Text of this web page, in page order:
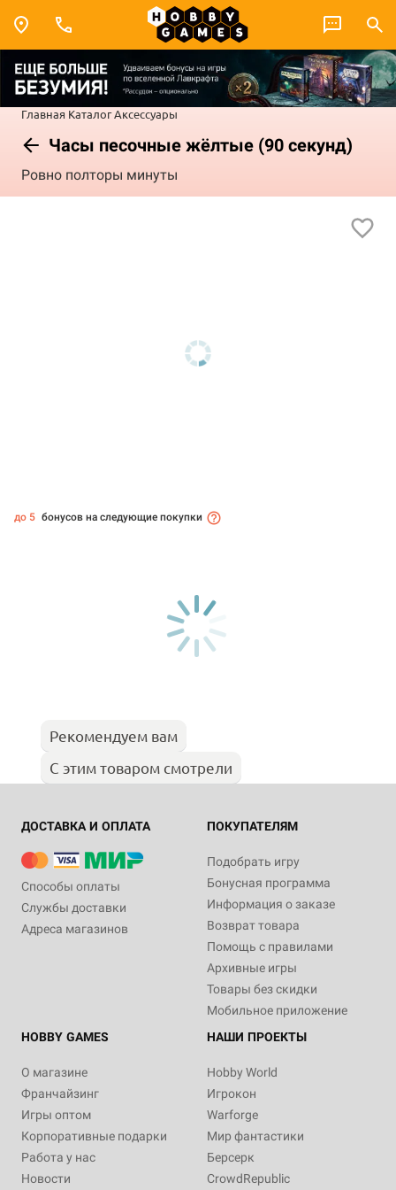
Главная КаталогАксессуары
Часы песочные жёлтые (90 секунд)
Ровно полторы минуты
до 5 бонусов на следующие покупки
Рекомендуем вам
С этим товаром смотрели
ДОСТАВКА И ОПЛАТА
Способы оплаты
Службы доставки
Адреса магазинов
ПОКУПАТЕЛЯМ
Подобрать игру
Бонусная программа
Информация о заказе
Возврат товара
Помощь с правилами
Архивные игры
Товары без скидки
Мобильное приложение
HOBBY GAMES
О магазине
Франчайзинг
Игры оптом
Корпоративные подарки
Работа у нас
Новости
НАШИ ПРОЕКТЫ
Hobby World
Игрокон
Warforge
Мир фантастики
Берсерк
CrowdRepublic